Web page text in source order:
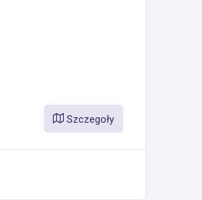
Szczegoły